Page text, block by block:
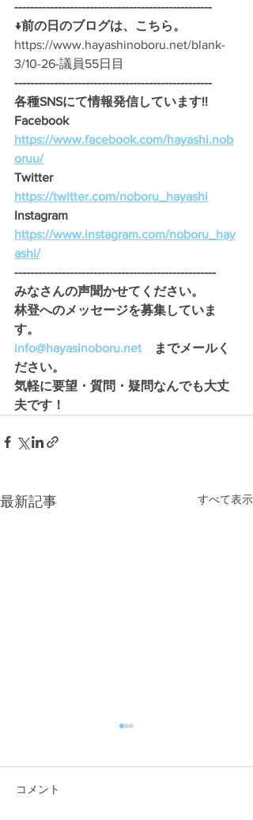
--------------------------------------------------
↓前の日のブログは、こちら。
https://www.hayashinoboru.net/blank-
3/10-26-議員55日目
--------------------------------------------------
各種SNSにて情報発信しています!!
Facebook
https://www.facebook.com/hayashi.nob
oruu/
Twitter
https://twitter.com/noboru_hayashi
Instagram
https://www.instagram.com/noboru_hay
ashi/
---------------------------------------------------
みなさんの声聞かせてください。
林登へのメッセージを募集していま
す。
info@hayasinoboru.net までメールく
ださい。
気軽に要望・質問・疑問なんでも大丈
夫です！
最新記事 すべて表示
コメント